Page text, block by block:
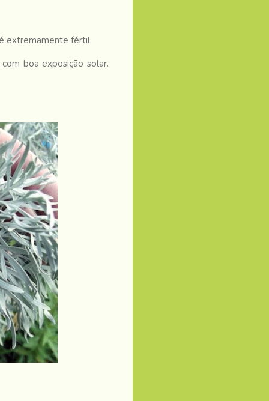
extremamente fértil.
boa exposição solar.